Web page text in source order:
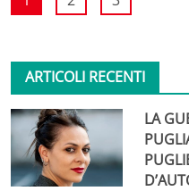
ARTICOLI RECENTI
LA